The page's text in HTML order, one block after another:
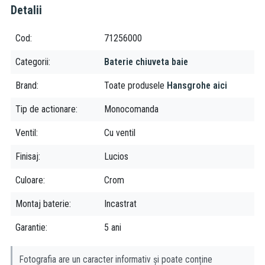
decat produsele conventionale. Mai mult, consumul mai scazut de
mai putine emisii de dioxid de carbon si costuri mai mici. Prin
portofel. Limiteaza debitul, astfel conservand constant apa
potabila.
un jet de apa delicat, fara stropire si picaturi de dus bogate,
Detalii
Cod 71256000
Categorii Baterie chiuveta baie
Brand Toate produsele Hansgrohe aici
Tip de actionare Monocomanda
Ventil Cu ventil
Finisaj Lucios
Culoare Crom
Montaj baterie Incastrat
Garantie 5 ani
Fotografia are un caracter informativ și poate conține